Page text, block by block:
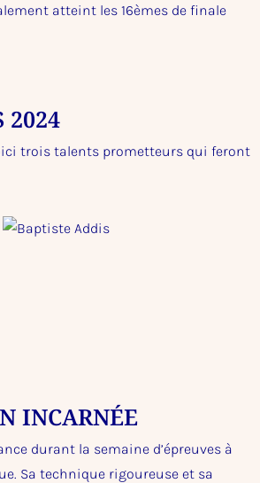
atteint les 16èmes de finale
2024
trois talents prometteurs qui feront
INCARNÉE
durant la semaine d’épreuves à
Sa technique rigoureuse et sa